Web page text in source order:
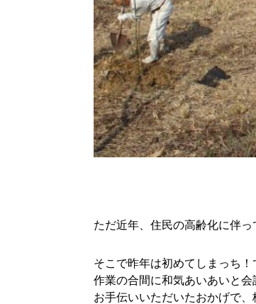
ただ近年、住民の高齢化に伴
そこで昨年は初めてしまっち
作業の合間に和気あいあいと会
お手伝いいただいたおかげで